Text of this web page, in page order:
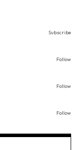
Subscribe
Follow
Follow
Follow